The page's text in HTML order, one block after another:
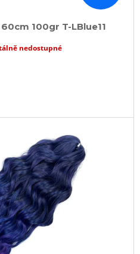
100gr T-LBlue11
nedostupné